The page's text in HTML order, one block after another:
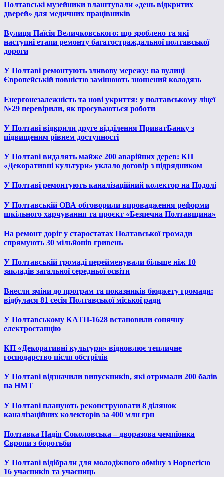
Полтавські музейники влаштували «день відкритих
дверей» для медичних працівників
Вулиця Паїсія Величковського: що зроблено та які
наступні етапи ремонту багатостраждальної полтавської
дороги
У Полтаві ремонтують зливову мережу: на вулиці
Європейській повністю замінюють зношений колодязь
Енергонезалежність та нові укриття: у полтавському ліцеї
№29 перевірили, як просуваються роботи
У Полтаві відкрили друге відділення ПриватБанку з
підвищеним рівнем доступності
У Полтаві видалять майже 200 аварійних дерев: КП
«Декоративні культури» уклало договір з підрядником
У Полтаві ремонтують каналізаційний колектор на Подолі
У Полтавській ОВА обговорили впровадження реформи
шкільного харчування та проєкт «Безпечна Полтавщина»
На ремонт доріг у старостатах Полтавської громади
спрямують 30 мільйонів гривень
У Полтавській громаді перейменували більше ніж 10
закладів загальної середньої освіти
Внесли зміни до програм та показників бюджету громади:
відбулася 81 сесія Полтавської міської ради
У Полтавському КАТП-1628 встановили сонячну
електростанцію
КП «Декоративні культури» відновлює тепличне
господарство після обстрілів
У Полтаві відзначили випускників, які отримали 200 балів
на НМТ
У Полтаві планують реконструювати 8 ділянок
каналізаційних колекторів за 400 млн грн
Полтавка Надія Соколовська – дворазова чемпіонка
Європи з боротьби
У Полтаві відібрали для молодіжного обміну з Норвегією
16 учасників та учасниць